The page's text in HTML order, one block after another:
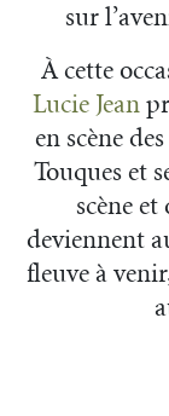
sur
À cette
Lucie Jean
en scène
Touques et
scène
deviennent
fleuve à